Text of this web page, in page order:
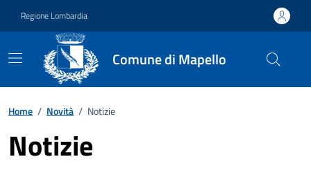
Regione Lombardia
Comune di Mapello
Home / Novità / Notizie
Notizie